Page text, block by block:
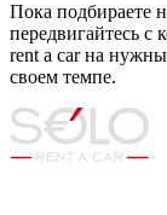
Пока подбираете
передвигайтесь
rent a car на
своем темпе.